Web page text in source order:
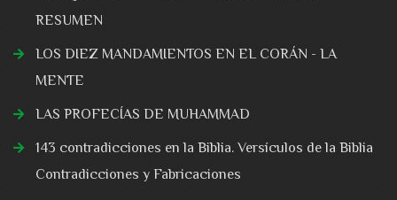
RESUMEN
LOS DIEZ MANDAMIENTOS EN EL CORÁN - LA
MENTE
LAS PROFECÍAS DE MUHAMMAD
143 contradicciones en la Biblia. Versículos de la Biblia
Contradicciones y Fabricaciones